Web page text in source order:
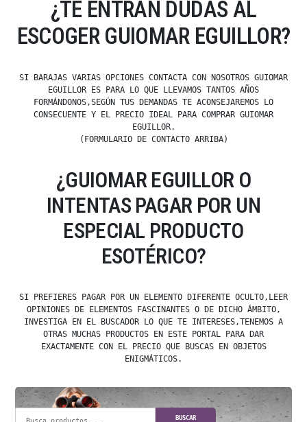
¿TE ENTRAN DUDAS AL
ESCOGER GUIOMAR EGUILLOR?
SI BARAJAS VARIAS OPCIONES CONTACTA CON NOSOTROS GUIOMAR
EGUILLOR ES PARA LO QUE LLEVAMOS TANTOS AÑOS
FORMÁNDONOS,SEGÚN TUS DEMANDAS TE ACONSEJAREMOS LO
CONSECUENTE Y EL PRECIO IDEAL PARA COMPRAR GUIOMAR
EGUILLOR.
(FORMULARIO DE CONTACTO ARRIBA)
¿GUIOMAR EGUILLOR O
INTENTAS PAGAR POR UN
ESPECIAL PRODUCTO
ESOTÉRICO?
SI PREFIERES PAGAR POR UN ELEMENTO DIFERENTE OCULTO,LEER
OPINIONES DE ELEMENTOS FASCINANTES O DE DICHO ÁMBITO,
INVESTIGA EN EL BUSCADOR LO QUE TE INTERESES,TENEMOS A
OTRAS MUCHAS PRODUCTOS EN ESTE PORTAL PARA DAR
EXACTAMENTE CON EL PRECIO QUE BUSCAS EN OBJETOS
ENIGMÁTICOS.
BUSCAR